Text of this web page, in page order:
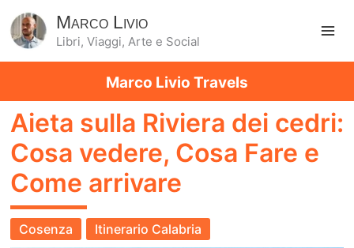
Marco Livio
Libri, Viaggi, Arte e Social
Marco Livio Travels
Aieta sulla Riviera dei cedri:
Cosa vedere, Cosa Fare e
Come arrivare
Cosenza Itinerario Calabria